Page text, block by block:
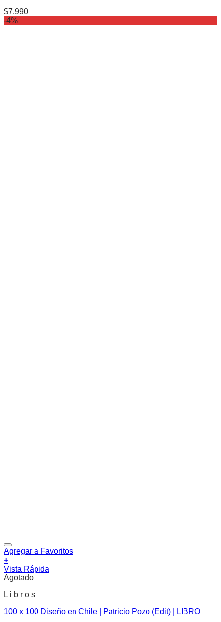
$7.990
-4%
Agregar a Favoritos
+
Vista Rápida
Agotado
L i b r o s
100 x 100 Diseño en Chile | Patricio Pozo (Edit) | LIBRO